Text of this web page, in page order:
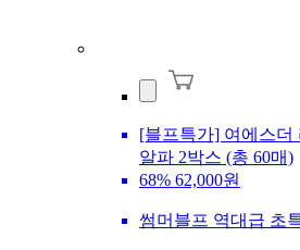
[블프특가] 여에스더
알파 2박스 (총 60매)
68% 62,000원
썸머블프 역대급 초